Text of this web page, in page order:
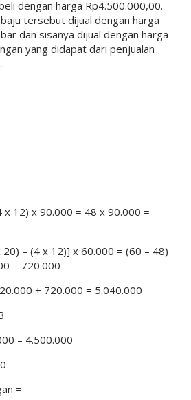
dengan harga Rp4.500.000,00.
tersebut dijual dengan harga
dan sisanya dijual dengan harga
yang didapat dari penjualan
x 12) x 90.000 = 48 x 90.000 =
– (4 x 12)] x 60.000 = (60 – 48)
= 720.000
+ 720.000 = 5.040.000
– 4.500.000
=